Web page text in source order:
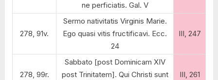
ne perficiatis. Gal. V
278, 91v.
Sermo nativitatis Virginis Marie.
Ego quasi vitis fructificavi. Ecc.
24
III, 247
278, 99r.
Sabbato [post Dominicam XIV
post Trinitatem]. Qui Christi sunt
III, 261